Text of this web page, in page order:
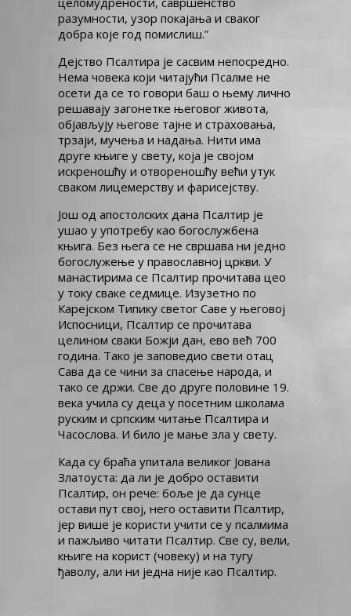
разумности, узор покајања и сваког
добра које год помислиш.”
Дејство Псалтира је сасвим непосредно.
Нема човека који читајући Псалме не
осети да се то говори баш о њему лично
решавају загонетке његовог живота,
објављују његове тајне и страховања,
трзаји, мучења и надања. Нити има
друге књиге у свету, која је својом
искреношћу и отвореношћу већи утук
сваком лицемерству и фарисејству.
Још од апостолских дана Псалтир је
ушао у употребу као богослужбена
књига. Без њега се не свршава ни једно
богослужење у православној цркви. У
манастирима се Псалтир прочитава цео
у току сваке седмице. Изузетно по
Карејском Типику светог Саве у његовој
Испосници, Псалтир се прочитава
целином сваки Божји дан, ево већ 700
година. Тако је заповедио свети отац
Сава да се чини за спасење народа, и
тако се држи. Све до друге половине 19.
века учила су деца у посетним школама
руским и српским читање Псалтира и
Часослова. И било је мање зла у свету.
Када су браћа упитала великог Јована
Златоуста: да ли је добро оставити
Псалтир, он рече: боље је да сунце
остави пут свој, него оставити Псалтир,
јер више је користи учити се у псалмима
и пажљиво читати Псалтир. Све су, вели,
књиге на корист (човеку) и на тугу
ђаволу, али ни једна није као Псалтир.